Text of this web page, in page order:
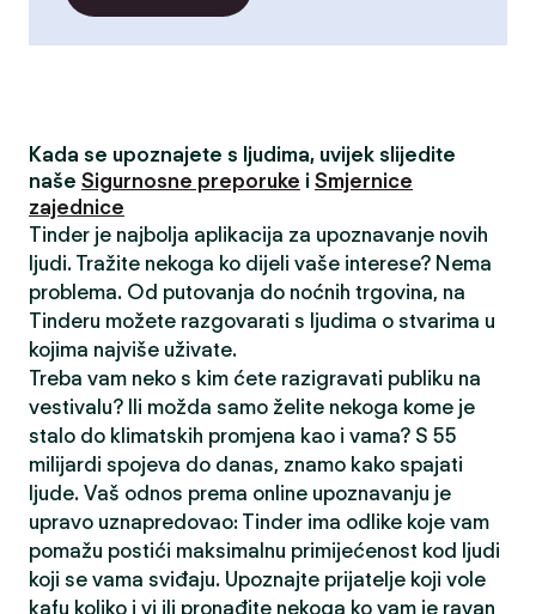
Kada se upoznajete s ljudima, uvijek slijedite
naše Sigurnosne preporuke i Smjernice
zajednice
Tinder je najbolja aplikacija za upoznavanje novih
ljudi. Tražite nekoga ko dijeli vaše interese? Nema
problema. Od putovanja do noćnih trgovina, na
Tinderu možete razgovarati s ljudima o stvarima u
kojima najviše uživate.
Treba vam neko s kim ćete razigravati publiku na
vestivalu? Ili možda samo želite nekoga kome je
stalo do klimatskih promjena kao i vama? S 55
milijardi spojeva do danas, znamo kako spajati
ljude. Vaš odnos prema online upoznavanju je
upravo uznapredovao: Tinder ima odlike koje vam
pomažu postići maksimalnu primijećenost kod ljudi
koji se vama sviđaju. Upoznajte prijatelje koji vole
kafu koliko i vi ili pronađite nekoga ko vam je ravan